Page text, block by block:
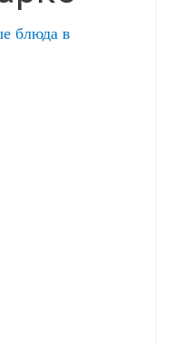
блюда в